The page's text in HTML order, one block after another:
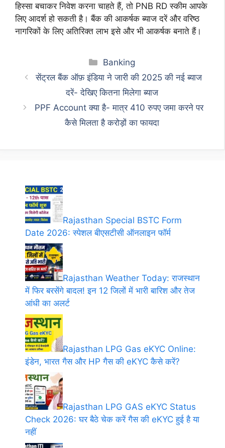
हिस्सा बचाकर निवेश करना चाहते हैं, तो PNB RD स्कीम आपके
लिए आदर्श हो सकती है। बैंक की आकर्षक ब्याज दरें और वरिष्ठ
नागरिकों के लिए अतिरिक्त लाभ इसे और भी आकर्षक बनाते हैं।
Categories
Banking
सेंट्रल बैंक ऑफ़ इंडिया ने जारी की 2025 की नई ब्याज
दरें- देखिए कितना मिलेगा ब्याज
PPF Account क्या है- मात्र 410 रुपए जमा करने पर
कैसे मिलता है करोड़ों का फायदा
Rajasthan Special BSTC Form
Date 2026: स्पेशल बीएसटीसी ऑनलाइन फॉर्म
Rajasthan Weather Today: राजस्थान
में फिर बरसेंगे बादल! इन 12 जिलों में भारी बारिश और तेज
आंधी का अलर्ट
Rajasthan LPG Gas eKYC Online:
इंडेन, भारत गैस और HP गैस की eKYC कैसे करें?
Rajasthan LPG GAS eKYC Status
Check 2026: घर बैठे चेक करें गैस की eKYC हुई है या
नहीं